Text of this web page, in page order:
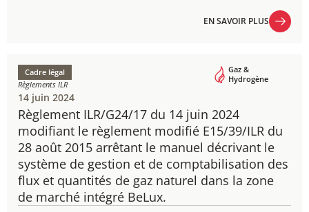
EN SAVOIR PLUS
Règlement ILR/G24/17 du 14 juin 2024
​modifiant le règlement modifié E15/39/ILR du
28 août 2015 arrêtant le manuel décrivant le
système de gestion et de comptabilisation des
flux et quantités de gaz naturel dans la zone
de marché intégré BeLux.
Cadre légal
Règlements ILR
Gaz &
Hydrogène
14 juin 2024